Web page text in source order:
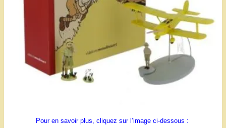
Pour en savoir plus, cliquez sur l’image ci-dessous :